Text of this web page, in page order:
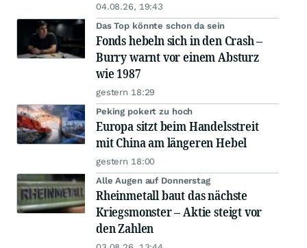
04.08.26, 19:43
Das Top könnte schon da sein
Fonds hebeln sich in den Crash –
Burry warnt vor einem Absturz
wie 1987
gestern 18:29
Peking pokert zu hoch
Europa sitzt beim Handelsstreit
mit China am längeren Hebel
gestern 18:00
Alle Augen auf Donnerstag
Rheinmetall baut das nächste
Kriegsmonster – Aktie steigt vor
den Zahlen